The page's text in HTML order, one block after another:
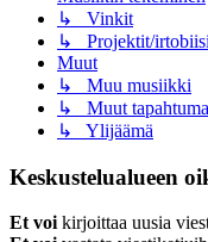
↳ Vinkit
↳ Projektit/
Muut
↳ Muu musiikki
↳ Muut
↳ Ylijäämä
Keskustelualueen
Et voi kirjoittaa uusia